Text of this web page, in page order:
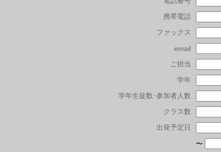
携帯電話
ファックス
email
ご担当
学年
学年生徒数･参加者人数
クラス数
出発予定日
〜